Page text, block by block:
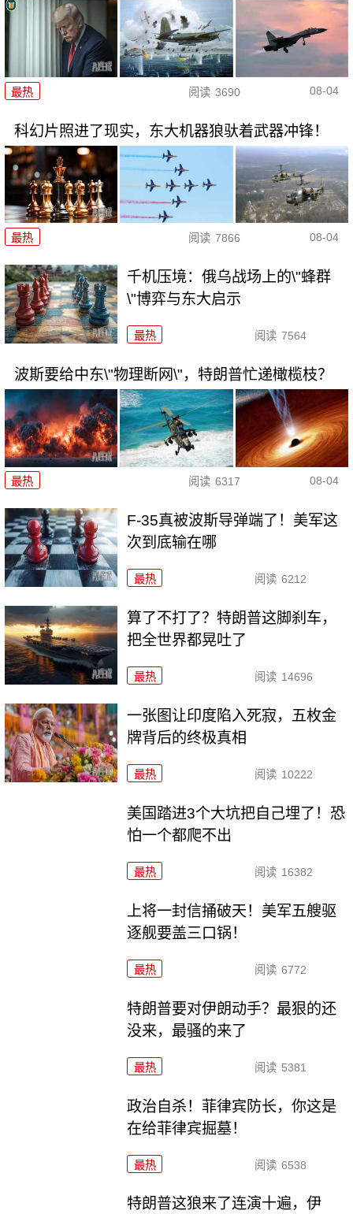
最热 阅读 3690 08-04
科幻片照进了现实，东大机器狼驮着武器冲锋！
最热 阅读 7866 08-04
千机压境：俄乌战场上的\"蜂群
\"博弈与东大启示
最热 阅读 7564
波斯要给中东\"物理断网\"，特朗普忙递橄榄枝？
最热 阅读 6317 08-04
F-35真被波斯导弹端了！美军这
次到底输在哪
最热 阅读 6212
算了不打了？特朗普这脚刹车，
把全世界都晃吐了
最热 阅读 14696
一张图让印度陷入死寂，五枚金
牌背后的终极真相
最热 阅读 10222
美国踏进3个大坑把自己埋了！恐
怕一个都爬不出
最热 阅读 16382
上将一封信捅破天！美军五艘驱
逐舰要盖三口锅！
最热 阅读 6772
特朗普要对伊朗动手？最狠的还
没来，最骚的来了
最热 阅读 5381
政治自杀！菲律宾防长，你这是
在给菲律宾掘墓！
最热 阅读 6538
特朗普这狼来了连演十遍，伊